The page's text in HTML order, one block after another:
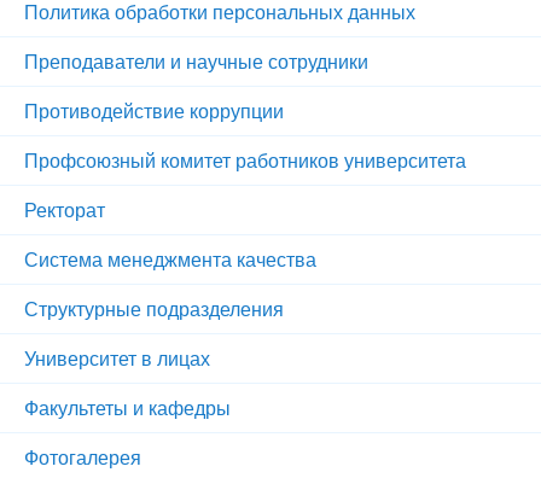
Политика обработки персональных данных
Преподаватели и научные сотрудники
Противодействие коррупции
Профсоюзный комитет работников университета
Ректорат
Система менеджмента качества
Структурные подразделения
Университет в лицах
Факультеты и кафедры
Фотогалерея